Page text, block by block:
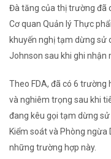
Đà tăng của thị trường đã
Cơ quan Quản lý Thực
khuyến nghị tạm dừng sử
Johnson sau khi ghi
Theo FDA, đã có 6
và nghiêm trọng sau khi
đang kêu gọi tạm dừng
Kiểm soát và Phòng ngừa
những trường hợp này.